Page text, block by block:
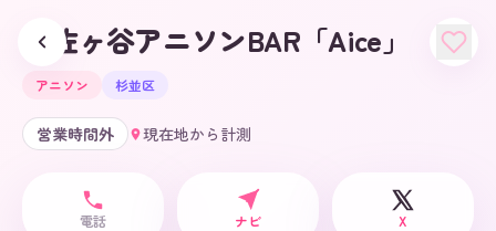
阿佐ヶ谷アニソンBAR「Aice」
アニソン 杉並区
営業時間外 現在地から計測
電話 ナビ X